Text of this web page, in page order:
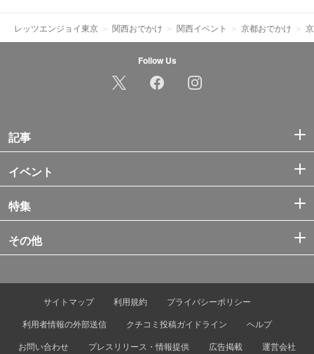
レッツエンジョイ東京 関西おでかけ 関西イベント 京都おでかけ
Follow Us
記事
イベント
特集
その他
サイトマップ 利用規約
プライバシーポリシー
利用者情報の外部送信
クチコミ投稿ガイドライン
ヘルプ
お問い合わせ
プレスリリース・情報提供 広告掲載 運営会社